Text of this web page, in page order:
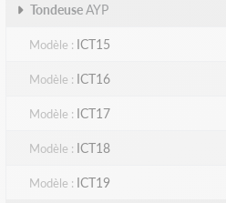
TondeuseAYP
Modèle ICT15
Modèle ICT16
Modèle ICT17
Modèle ICT18
Modèle
ICT19